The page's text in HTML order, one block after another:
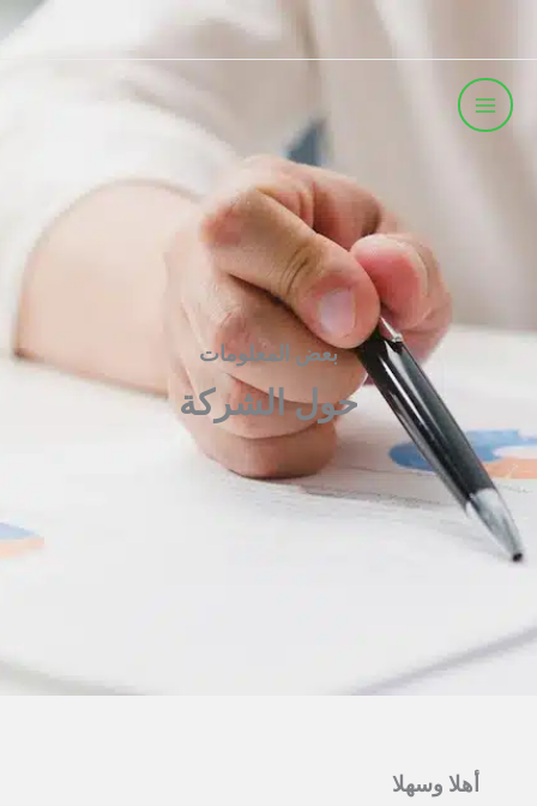
المحتوى
بعض المعلومات
حول الشركة
أهلا وسهلا